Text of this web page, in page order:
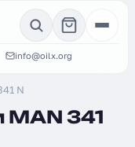
info@oilx.org
N
341